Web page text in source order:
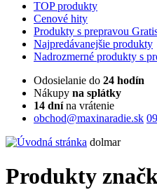
TOPprodukty
Cenové hity
Produkty s prepravou
Najpredávanejšie produkty
Nadrozmerné produkty s
Odosielanie do 24 hodín
Nákupy na splátky
14 dnína vrátenie
obchod@maxinaradie.sk
dolmar
Produkty